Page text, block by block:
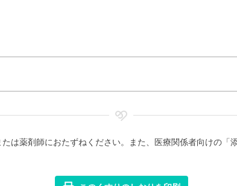
は薬剤師におたずねください。また、医療関係者向けの「